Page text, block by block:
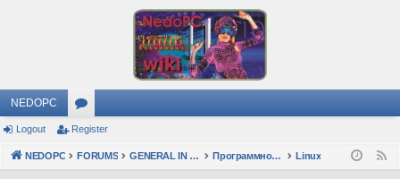
NEDOPC
or
u
Logout Register
NEDOPC FORUMS GENERAL IN RUSSIAN Программное обеспечение Linux